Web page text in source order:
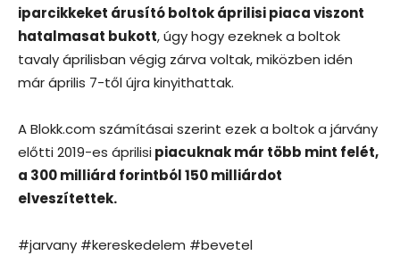
iparcikkeket árusító boltok áprilisi piaca viszont
hatalmasat bukott, úgy hogy ezeknek a boltok
tavaly áprilisban végig zárva voltak, miközben idén
már április 7-től újra kinyithattak.
A Blokk.com számításai szerint ezek a boltok a járvány
előtti 2019-es áprilisipiacuknak már több mint felét,
a 300 milliárd forintból 150 milliárdot
elveszítettek.
#jarvany #kereskedelem #bevetel